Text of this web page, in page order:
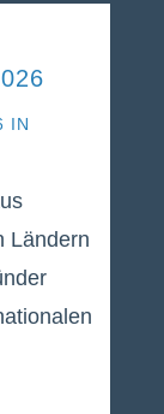
IN
Ländern